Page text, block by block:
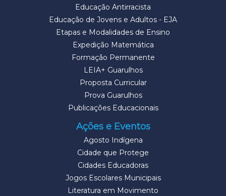
Educação Antirracista
Educação de Jovens e Adultos - EJA
Etapas e Modalidades de Ensino
Expedição Matemática
Formação Permanente
LEIA+ Guarulhos
Proposta Curricular
Prova Guarulhos
Publicações Educacionais
Ações e Eventos
Agosto Indígena
Cidade que Protege
Cidades Educadoras
Jogos Escolares Municipais
Literatura em Movimento